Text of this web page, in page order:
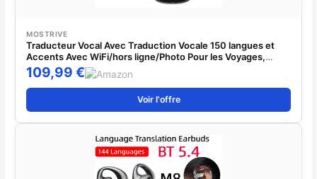
MOSTRIVE
Traducteur Vocal Avec Traduction Vocale 150 langues et
Accents Avec WiFi/hors ligne/Photo Pour les Voyages,
l'apprentissage et les affaires,Noir
109,99 €
Voir l'offre